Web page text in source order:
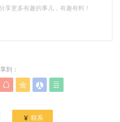
享更多有趣的事儿，有趣有料！
到：
   
 联系